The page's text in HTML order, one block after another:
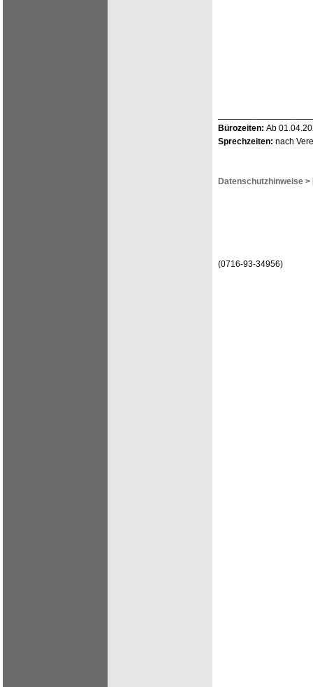
Bürozeiten: Ab
Sprechzeiten: nach
Datenschutzhinweise >
(0716-93-34956)